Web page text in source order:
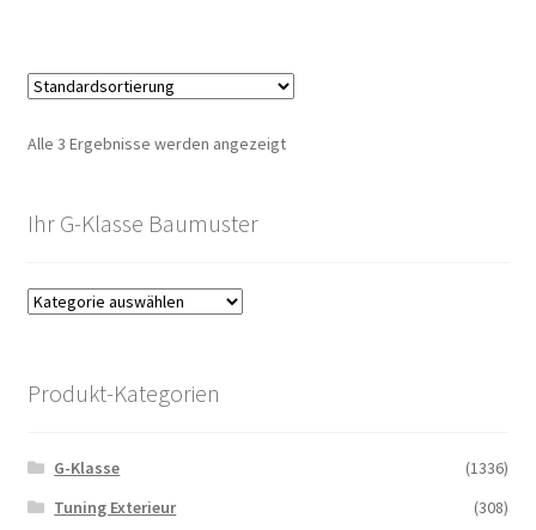
Alle 3 Ergebnisse werden angezeigt
Ihr G-Klasse Baumuster
Produkt-Kategorien
G-Klasse
(1336)
Tuning Exterieur
(308)